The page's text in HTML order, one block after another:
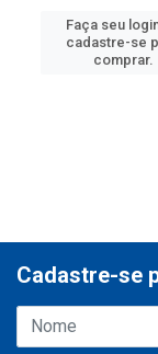
Faça seu
cadastre-se
comprar.
Cadastre-se